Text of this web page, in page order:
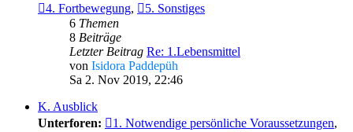
4. Fortbewegung,
5. Sonstiges
6 Themen
8 Beiträge
Letzter Beitrag Re: 1.Lebensmittel
von Isidora Paddepüh
Sa 2. Nov 2019, 22:46
K. Ausblick
Unterforen:
1. Notwendige persönliche Voraussetzungen,